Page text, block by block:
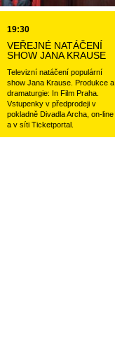
19:30
VEŘEJNÉ NATÁČENÍ
SHOW JANA KRAUSE
Televizní natáčení populární
show Jana Krause. Produkce a
dramaturgie: In Film Praha.
Vstupenky v předprodeji v
pokladně Divadla Archa, on-line
a v síti Ticketportal.